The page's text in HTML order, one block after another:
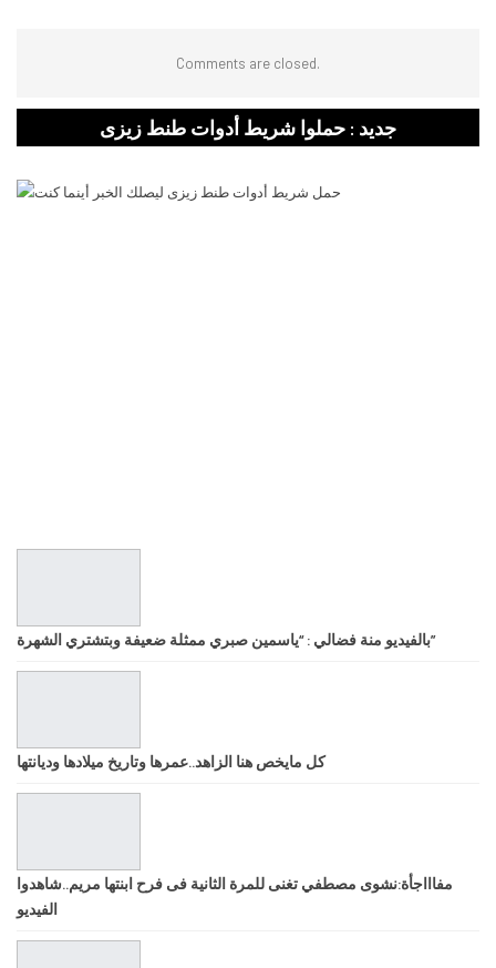
Comments are closed.
جديد : حملوا شريط أدوات طنط زيزى
بالفيديو منة فضالي : “ياسمين صبري ممثلة ضعيفة وبتشتري الشهرة”
كل مايخص هنا الزاهد..عمرها وتاريخ ميلادها وديانتها
مفاااجأة:نشوى مصطفي تغنى للمرة الثانية فى فرح ابنتها مريم..شاهدوا
الفيديو